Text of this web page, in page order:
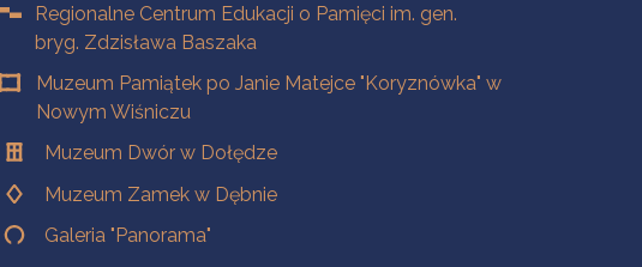
Regionalne Centrum Edukacji o Pamięci im. gen.
bryg. Zdzisława Baszaka
Muzeum Pamiątek po Janie Matejce "Koryznówka" w
Nowym Wiśniczu
Muzeum Dwór w Dołędze
Muzeum Zamek w Dębnie
Galeria "Panorama"